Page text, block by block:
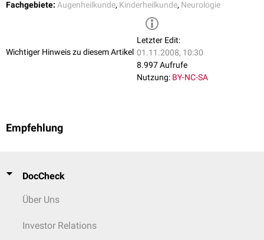
Fachgebiete: Augenheilkunde, Kinderheilkunde, Neurologie
Wichtiger Hinweis zu diesem Artikel
Letzter Edit:
01.11.2008, 10:30
8.997 Aufrufe
Nutzung: BY-NC-SA
Empfehlung
DocCheck
Über Uns
Investor Relations